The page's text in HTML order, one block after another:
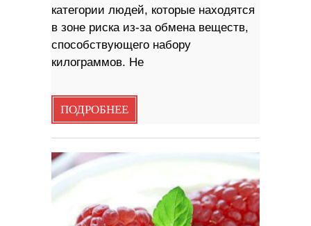
категории людей, которые находятся
в зоне риска из-за обмена веществ,
способствующего набору
килограммов. Не
ПОДРОБНЕЕ